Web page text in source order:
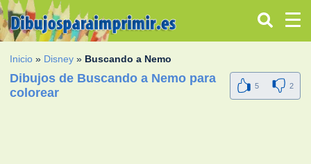
Inicio » Disney » Buscando a Nemo
Dibujos de Buscando a Nemo para
colorear
5 2